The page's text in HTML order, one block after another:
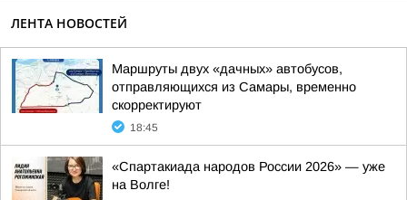
ЛЕНТА НОВОСТЕЙ
Маршруты двух «дачных» автобусов,
отправляющихся из Самары, временно
скорректируют
18:45
«Спартакиада народов России 2026» — уже
на Волге!